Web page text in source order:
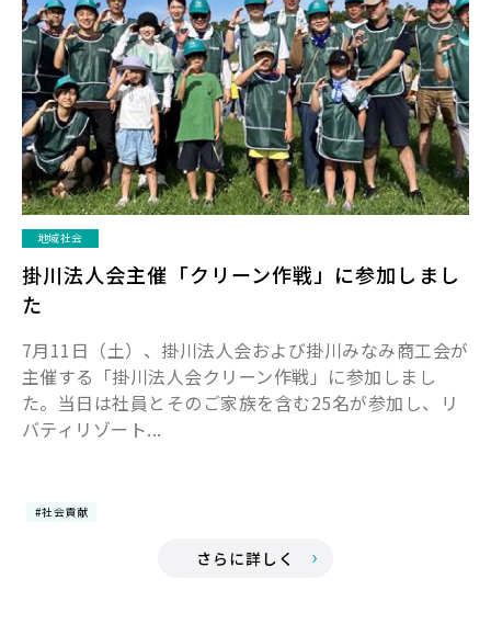
地域社会
掛川法人会主催「クリーン作戦」に参加しまし
た
7月11日（土）、掛川法人会および掛川みなみ商工会が
主催する「掛川法人会クリーン作戦」に参加しまし
た。当日は社員とそのご家族を含む25名が参加し、リ
バティリゾート...
#社会貢献
さらに詳しく